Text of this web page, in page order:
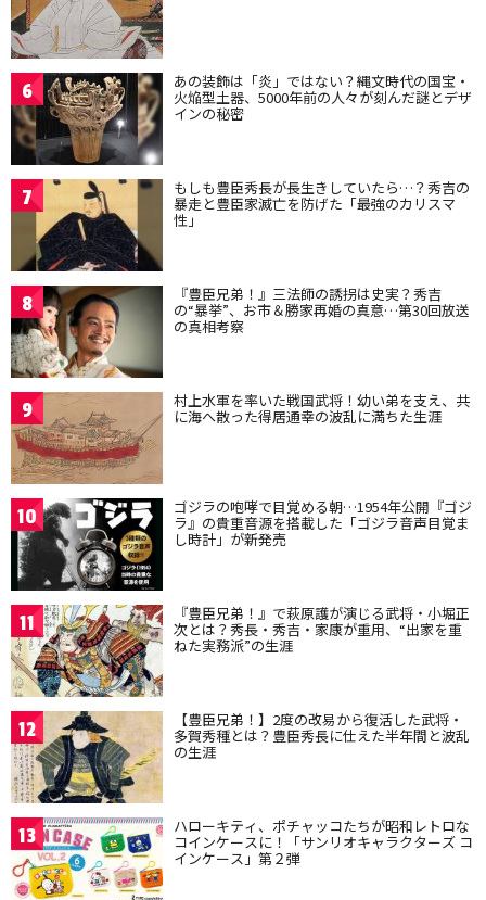
6 あの装飾は「炎」ではない？縄文時代の国宝・
火焔型土器、5000年前の人々が刻んだ謎とデザ
インの秘密
7 もしも豊臣秀長が長生きしていたら…？秀吉の
暴走と豊臣家滅亡を防げた「最強のカリスマ
性」
8 『豊臣兄弟！』三法師の誘拐は史実？秀吉
の“暴挙”、お市＆勝家再婚の真意…第30回放送
の真相考察
9 村上水軍を率いた戦国武将！幼い弟を支え、共
に海へ散った得居通幸の波乱に満ちた生涯
10 ゴジラの咆哮で目覚める朝…1954年公開『ゴジ
ラ』の貴重音源を搭載した「ゴジラ音声目覚ま
し時計」が新発売
11 『豊臣兄弟！』で萩原護が演じる武将・小堀正
次とは？秀長・秀吉・家康が重用、“出家を重
ねた実務派”の生涯
12 【豊臣兄弟！】2度の改易から復活した武将・
多賀秀種とは？豊臣秀長に仕えた半年間と波乱
の生涯
13 ハローキティ、ポチャッコたちが昭和レトロな
コインケースに！「サンリオキャラクターズ コ
インケース」第２弾